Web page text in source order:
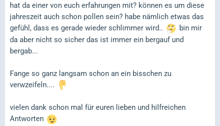
hat da einer von euch erfahrungen mit? können es um diese
jahreszeit auch schon pollen sein? habe nämlich etwas das
gefühl, dass es gerade wieder schlimmer wird..
bin mir
da aber nicht so sicher das ist immer ein bergauf und
bergab...
Fange so ganz langsam schon an ein bisschen zu
verwzeifeln....
vielen dank schon mal für euren lieben und hilfreichen
Antworten